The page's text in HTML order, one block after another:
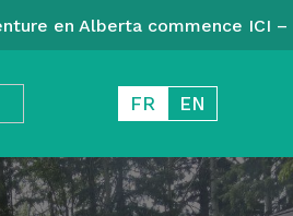
en Alberta commence ICI
FR EN